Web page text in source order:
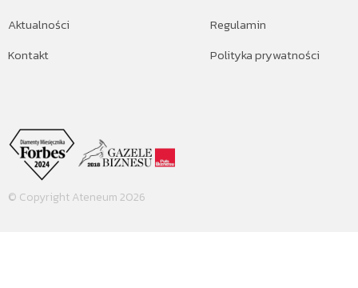
Aktualności
Kontakt
Regulamin
Polityka prywatności
© Copyright Ateneum 2026